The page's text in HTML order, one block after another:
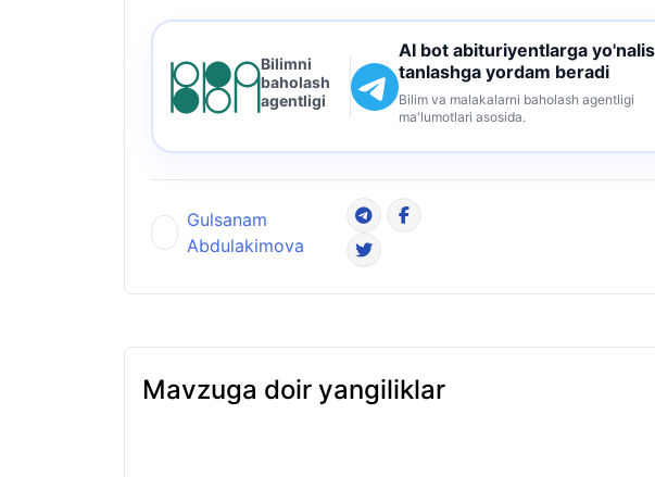
Bilimni
baholash
agentligi
AI bot abituriyentlarga
tanlashga yordam beradi
Bilim va malakalarni baholash agentligi
ma'lumotlari asosida.
Gulsanam
Abdulakimova
Mavzuga doir yangiliklar